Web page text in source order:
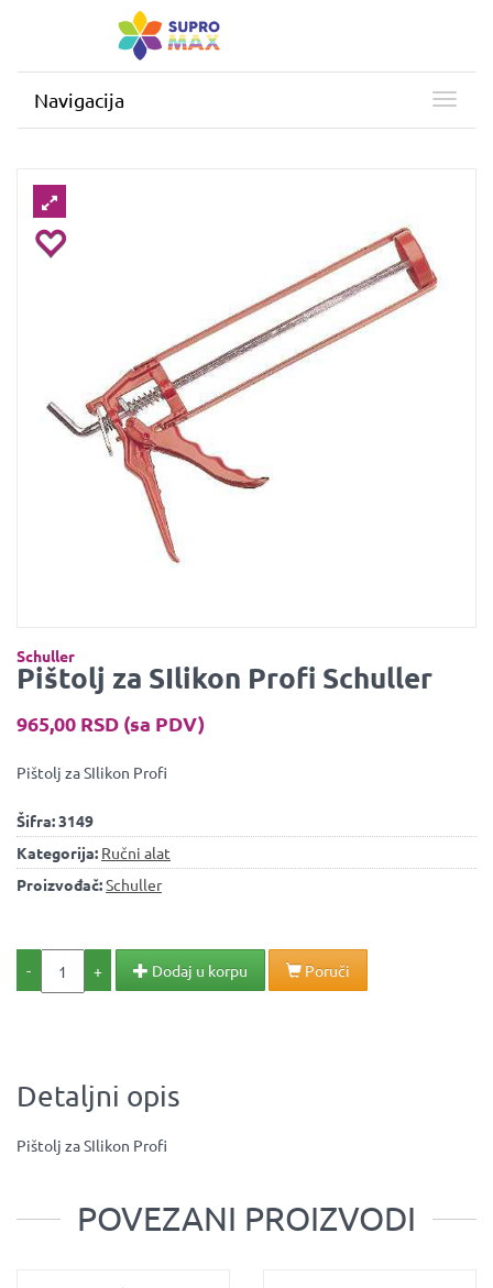
Navigacija
Schuller
Pištolj za SIlikon Profi Schuller
965,00 RSD (sa PDV)
Pištolj za SIlikon Profi
Šifra:3149
Kategorija: Ručni alat
Proizvođač:Schuller
- + Dodaj u korpu Poruči
Detaljni opis
Pištolj za SIlikon Profi
POVEZANI PROIZVODI